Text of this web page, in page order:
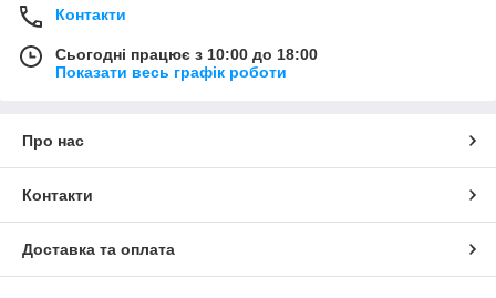
Контакти
Сьогодні працює з 10:00 до 18:00
Показати весь графік роботи
Про нас
Контакти
Доставка та оплата